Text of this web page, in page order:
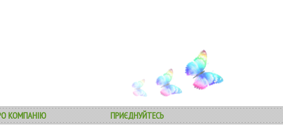
КОМПАНІЮ ПРИЄДНУЙТЕСЬ